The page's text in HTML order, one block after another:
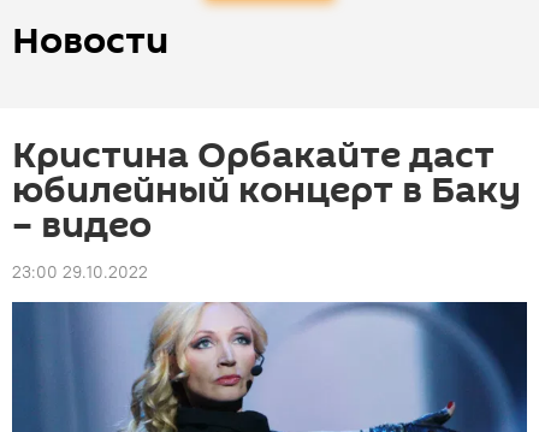
Новости
Кристина Орбакайте даст
юбилейный концерт в Баку
– видео
23:00 29.10.2022